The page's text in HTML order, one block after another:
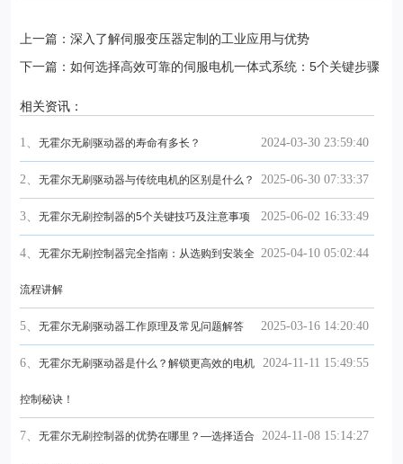
上一篇：深入了解伺服变压器定制的工业应用与优势
下一篇：如何选择高效可靠的伺服电机一体式系统：5个关键步骤
相关资讯：
2024-03-30 23:59:40
1、 无霍尔无刷驱动器的寿命有多长？
2025-06-30 07:33:37
2、 无霍尔无刷驱动器与传统电机的区别是什么？
2025-06-02 16:33:49
3、 无霍尔无刷控制器的5个关键技巧及注意事项
2025-04-10 05:02:44
4、 无霍尔无刷控制器完全指南：从选购到安装全
流程讲解
2025-03-16 14:20:40
5、 无霍尔无刷驱动器工作原理及常见问题解答
2024-11-11 15:49:55
6、 无霍尔无刷驱动器是什么？解锁更高效的电机
控制秘诀！
2024-11-08 15:14:27
7、 无霍尔无刷控制器的优势在哪里？—选择适合